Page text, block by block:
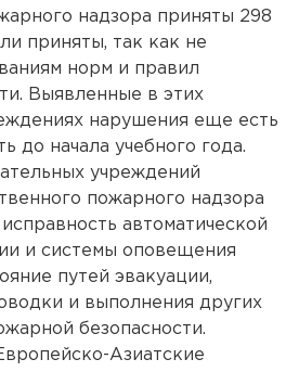
надзора приняты 298
приняты, так как не
норм и правил
Выявленные в этих
нарушения еще есть
до начала учебного года.
учреждений
пожарного надзора
автоматической
и системы оповещения
путей эвакуации,
и выполнения других
безопасности.
Азиатские